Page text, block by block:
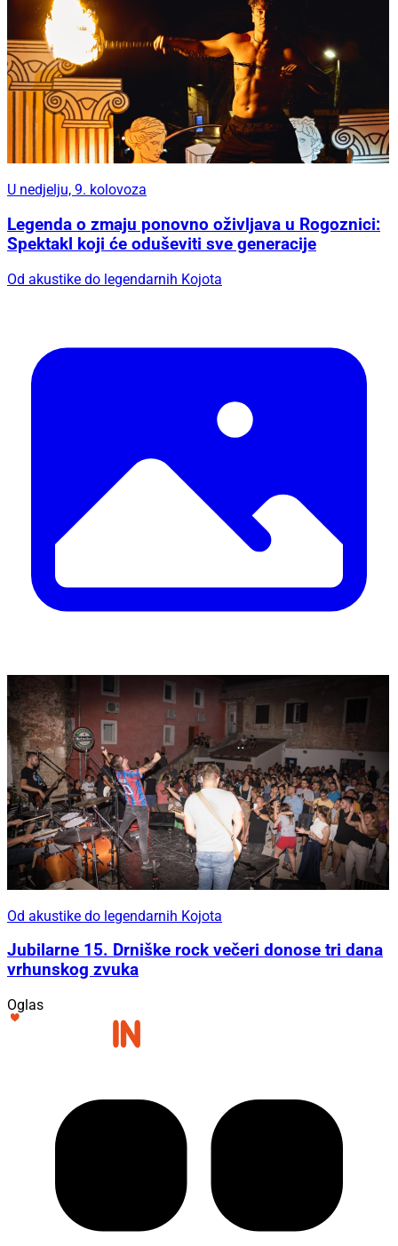
U nedjelju, 9. kolovoza
Legenda o zmaju ponovno oživljava u Rogoznici:
Spektakl koji će oduševiti sve generacije
Od akustike do legendarnih Kojota
Od akustike do legendarnih Kojota
Jubilarne 15. Drniške rock večeri donose tri dana
vrhunskog zvuka
Oglas